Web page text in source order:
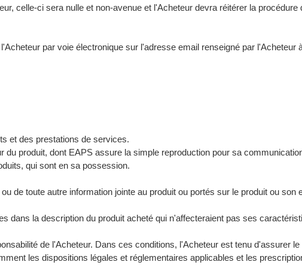
celle-ci sera nulle et non-avenue et l'Acheteur devra réitérer la procédure
par voie électronique sur l'adresse email renseigné par l'Acheteur
et des prestations de services.
produit, dont EAPS assure la simple reproduction pour sa
qui sont en sa possession.
de toute autre information jointe au produit ou portés sur le produit ou son
dans la description du produit acheté qui n'affecteraient pas ses
de l'Acheteur. Dans ces conditions, l'Acheteur est tenu d'assurer
les dispositions légales et réglementaires applicables et les